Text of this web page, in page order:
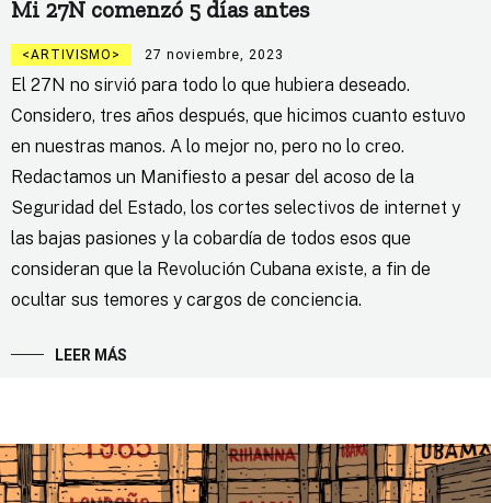
Mi 27N comenzó 5 días antes
ARTIVISMO 27 noviembre, 2023
El 27N no sirvió para todo lo que hubiera deseado.
Considero, tres años después, que hicimos cuanto estuvo
en nuestras manos. A lo mejor no, pero no lo creo.
Redactamos un Manifiesto a pesar del acoso de la
Seguridad del Estado, los cortes selectivos de internet y
las bajas pasiones y la cobardía de todos esos que
consideran que la Revolución Cubana existe, a fin de
ocultar sus temores y cargos de conciencia.
LEER MÁS